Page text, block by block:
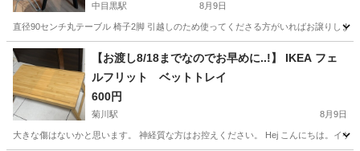
中目黒駅 8月9日
直径90センチ丸テーブル 椅子2脚 引越しのため使ってくださる方がいればお譲りしま
東京 目黒区 中目黒駅 ダイニングセット
【お渡し8/18までなのでお早めに..!】 IKEA フェ
ルフリット ベットトレイ
600円
菊川駅 8月9日
大きな傷はないかと思います。 神経質な方はお控えください。 Hej こんにちは。イ